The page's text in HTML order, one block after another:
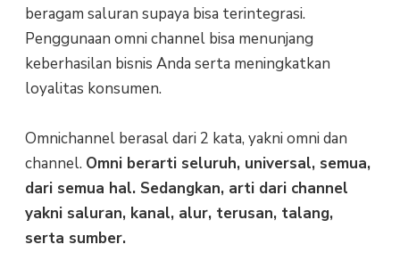
beragam saluran supaya bisa terintegrasi.
Penggunaan omni channel bisa menunjang
keberhasilan bisnis Anda serta meningkatkan
loyalitas konsumen.
Omnichannel berasal dari 2 kata, yakni omni dan
channel. Omni berarti seluruh, universal, semua,
dari semua hal. Sedangkan, arti dari channel
yakni saluran, kanal, alur, terusan, talang,
serta sumber.